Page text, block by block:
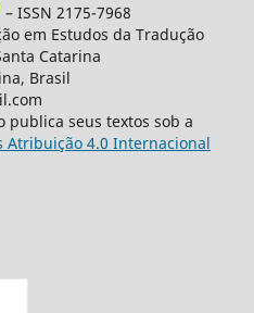
– ISSN 2175-7968
em Estudos da Tradução
Catarina
Brasil
publica seus textos sob a
Atribuição 4.0 Internacional